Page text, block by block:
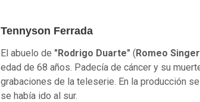
Tennyson Ferrada
El abuelo de "Rodrigo Duarte" (Romeo Singer
edad de 68 años. Padecía de cáncer y su
grabaciones de la teleserie. En la producción
se había ido al sur.